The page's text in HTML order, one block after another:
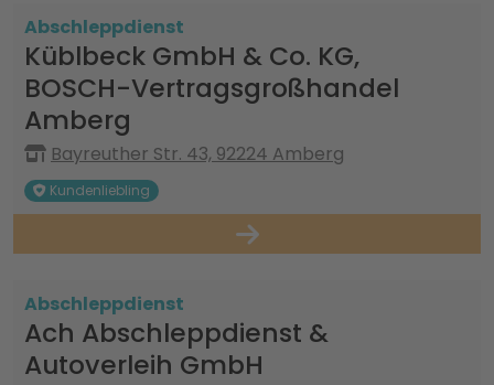
Abschleppdienst
Küblbeck GmbH & Co. KG,
BOSCH-Vertragsgroßhandel
Amberg
Bayreuther Str. 43, 92224 Amberg
Kundenliebling
Abschleppdienst
Ach Abschleppdienst &
Autoverleih GmbH